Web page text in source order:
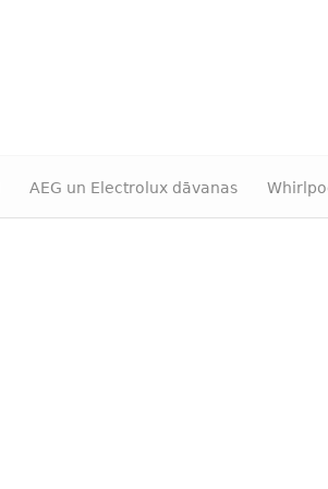
AEG un Electrolux dāvanas